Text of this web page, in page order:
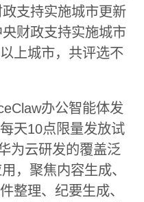
支持实施城市更新
财政支持实施城市
上城市，共评选不
办公智能体发
天10点限量发放试
为云研发的覆盖泛
，聚焦内容生成、
整理、纪要生成、